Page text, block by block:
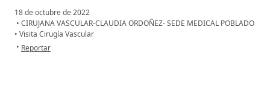
18 de octubre de 2022
• CIRUJANA VASCULAR-CLAUDIA ORDOÑEZ- SEDE MEDICAL POBLADO
• Visita Cirugía Vascular
• en opinión del usuario Dumireya Bernal C
Reportar